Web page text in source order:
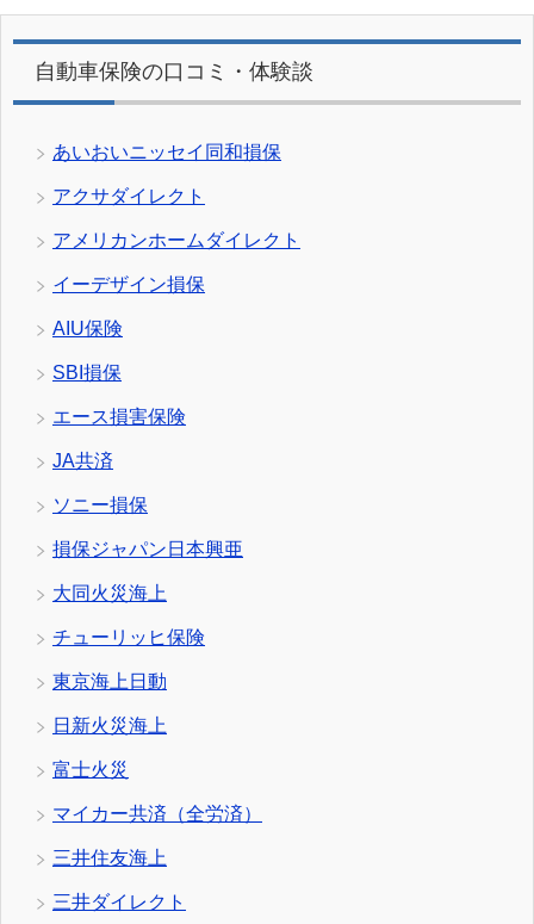
自動車保険の口コミ・体験談
あいおいニッセイ同和損保
アクサダイレクト
アメリカンホームダイレクト
イーデザイン損保
AIU保険
SBI損保
エース損害保険
JA共済
ソニー損保
損保ジャパン日本興亜
大同火災海上
チューリッヒ保険
東京海上日動
日新火災海上
富士火災
マイカー共済（全労済）
三井住友海上
三井ダイレクト